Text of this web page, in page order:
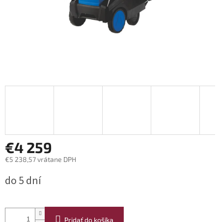
€4 259
€5 238,57 vrátane DPH
cena:
do 5 dní
Pridať do košíka